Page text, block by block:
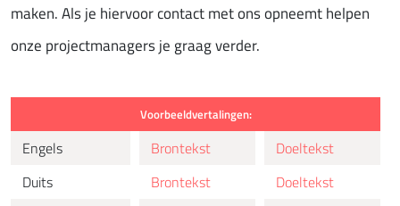
maken. Als je hiervoor contact met ons opneemt helpen
onze projectmanagers je graag verder.
Voorbeeldvertalingen:
Engels Brontekst
Doeltekst
Duits
Brontekst
Doeltekst